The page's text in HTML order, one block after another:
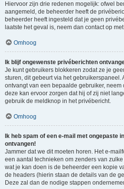
Hiervoor zijn drie redenen mogelijk: ofwel
aangemeld, de beheerder heeft de
beheerder heeft ingesteld dat je geen
laatste het geval is, neem dan contact op
Omhoog
Ik blijf ongewenste privéberichten
Je kunt gebruikers blokkeren zodat ze je
sturen, dit gebeurt via het gebruikerspaneel.
ontvangt van een bepaalde gebruiker,
deze kan ervoor zorgen dat hij of zij niet
gebruik de meldknop in het privébericht.
Omhoog
Ik heb spam of een e-mail met ongepaste
ontvangen!
Jammer dat we dit moeten horen. Het e-
een aantal technieken om zenders van
wat je kan doen is de beheerder een kopie
de headers (hierin staan de details van de
Deze zal dan de nodige stappen